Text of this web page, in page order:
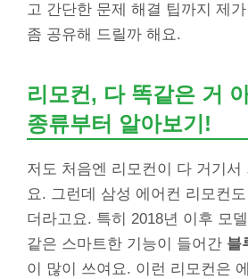
고 간단한 문제 해결 팁까지 제
좀 공유해 드릴까 해요.
리모컨, 다 똑같은 거
종류부터 알아보기!
저도 처음엔 리모컨이 다 거기서
요. 그런데 삼성 에어컨 리모컨
더라고요. 특히 2018년 이후 모
같은 스마트한 기능이 들어간 블
이 많이 쓰여요. 이런 리모컨은